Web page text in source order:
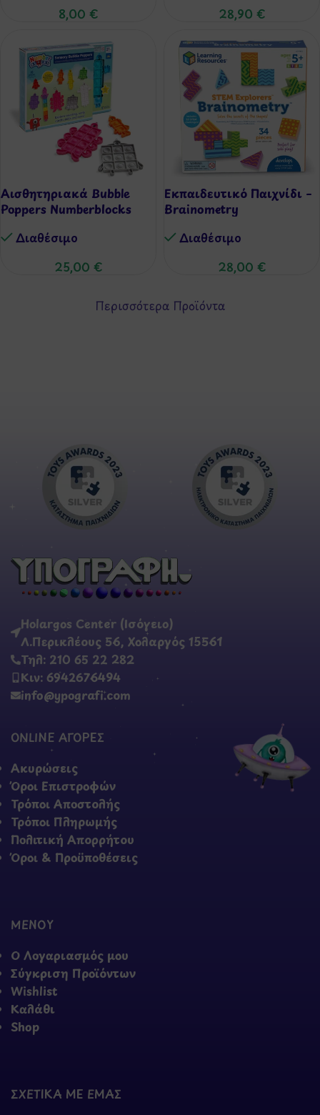
8,00 € 28,90 €
Αισθητηριακά Bubble
Poppers Numberblocks
Διαθέσιμo
25,00 €
Εκπαιδευτικό Παιχνίδι –
Brainometry
Διαθέσιμo
28,00 €
Περισσότερα Προϊόντα
Holargos Center (Ισόγειο)
Λ.Περικλέους 56, Χολαργός 15561
Τηλ: 210 65 22 282
Κιν: 6942676494
info@ypografi.com
ONLINE ΑΓΟΡΕΣ
Ακυρώσεις
Όροι Επιστροφών
Τρόποι Αποστολής
Τρόποι Πληρωμής
Πολιτική Απορρήτου
Όροι & Προϋποθέσεις
ΜΕΝΟΥ
Ο Λογαριασμός μου
Σύγκριση Προϊόντων
Wishlist
Καλάθι
Shop
ΣΧΕΤΙΚΑ ΜΕ ΕΜΑΣ